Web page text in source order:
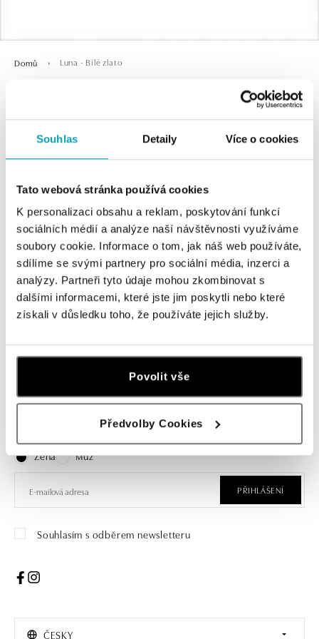
Souhlas Detaily Více o cookies
Tato webová stránka používá cookies
K personalizaci obsahu a reklam, poskytování funkcí
sociálních médií a analýze naší návštěvnosti využíváme
soubory cookie. Informace o tom, jak náš web používáte,
sdílíme se svými partnery pro sociální média, inzerci a
analýzy. Partneři tyto údaje mohou zkombinovat s
dalšími informacemi, které jste jim poskytli nebo které
získali v důsledku toho, že používáte jejich služby.
Povolit vše
Předvolby Cookies
Domů Luna - Bílé zlato
0 z 0 produktů
V katalogu nejsou žádné produkty.
Přihlaste se k odběru newsletteru
Objevte nejnovější kolekce, novinky a exkluzivní produkty.
Žena
Muž
PŘIHLÁŠENÍ
Souhlasím s odběrem newsletteru
ČESKY